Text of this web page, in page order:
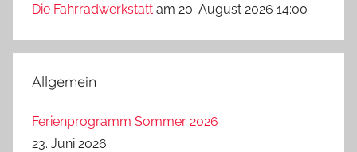
Die Fahrradwerkstatt am 20. August 2026 14:00
Allgemein
Ferienprogramm Sommer 2026
23. Juni 2026